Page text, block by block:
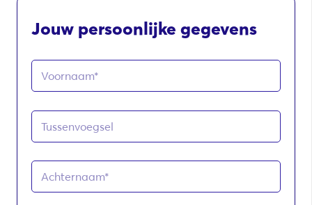
Jouw persoonlijke gegevens